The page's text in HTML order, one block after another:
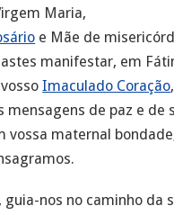
Maria,
e Mãe de
manifestar, em
Imaculado Coração,
mensagens de paz e de
vossa maternal
guia-nos no caminho da